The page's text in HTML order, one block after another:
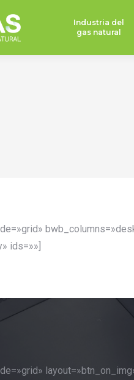
Industria del
gas natural
ids=»»]